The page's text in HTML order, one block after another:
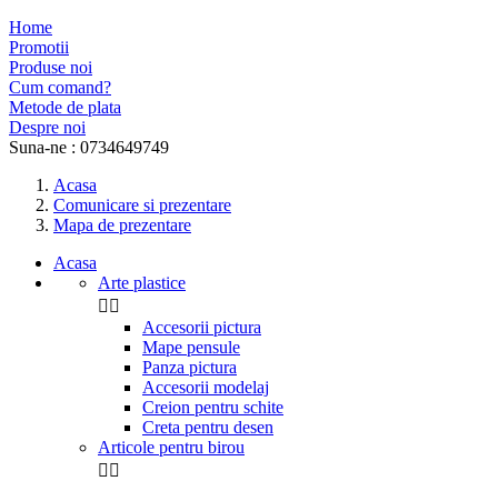
Home
Promotii
Produse noi
Cum comand?
Metode de plata
Despre noi
Suna-ne : 0734649749
Acasa
Comunicare si prezentare
Mapa de prezentare
Acasa
Arte plastice
 
Accesorii pictura
Mape pensule
Panza pictura
Accesorii modelaj
Creion pentru schite
Creta pentru desen
Articole pentru birou
 